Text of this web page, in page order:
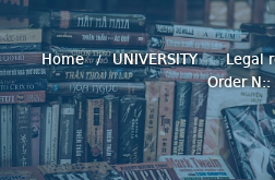
Home UNIVERSITY Legal
Order N::